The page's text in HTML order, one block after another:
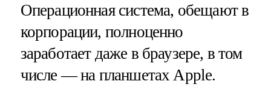
Операционная система, обещают в
корпорации, полноценно
заработает даже в браузере, в том
числе — на планшетах Apple.